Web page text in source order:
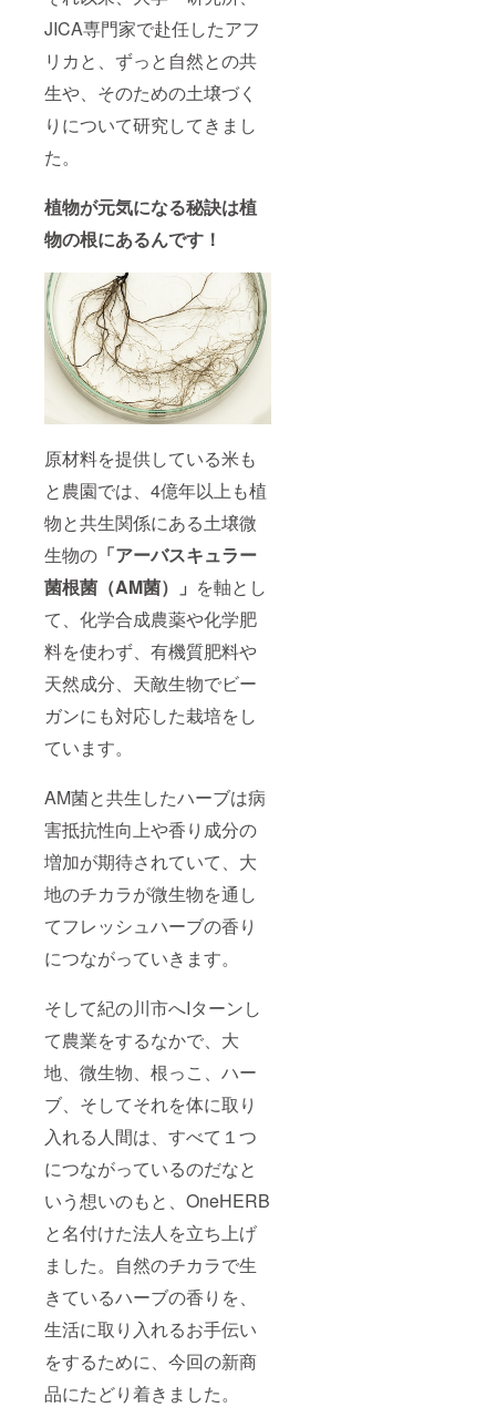
JICA専門家で赴任したアフ
リカと、ずっと自然との共
生や、そのための土壌づく
りについて研究してきまし
た。
植物が元気になる秘訣は植
物の根にあるんです！
原材料を提供している米も
と農園では、4億年以上も植
物と共生関係にある土壌微
生物の 「アーバスキュラー
菌根菌（AM菌）」 を軸とし
て、化学合成農薬や化学肥
料を使わず、有機質肥料や
天然成分、天敵生物でビー
ガンにも対応した栽培をし
ています。
AM菌と共生したハーブは病
害抵抗性向上や香り成分の
増加が期待されていて、大
地のチカラが微生物を通し
てフレッシュハーブの香り
につながっていきます。
そして紀の川市へIターンし
て農業をするなかで、大
地、微生物、根っこ、ハー
ブ、そしてそれを体に取り
入れる人間は、すべて１つ
につながっているのだなと
いう想いのもと、OneHERB
と名付けた法人を立ち上げ
ました。自然のチカラで生
きているハーブの香りを、
生活に取り入れるお手伝い
をするために、今回の新商
品にたどり着きました。